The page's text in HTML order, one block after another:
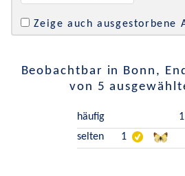
Zeige auch ausgestorbene
Beobachtbar in Bonn,
von 5
häufig
1
selten
1